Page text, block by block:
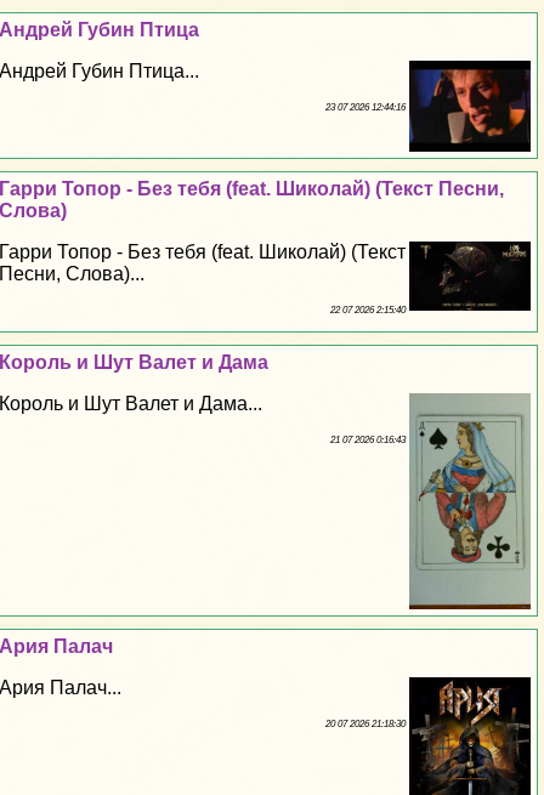
Андрей Губин Птица
Андрей Губин Птица...
23 07 2026 12:44:16
Гарри Топор - Без тебя (feat. Шиколай) (Текст Песни,
Слова)
Гарри Топор - Без тебя (feat. Шиколай) (Текст
Песни, Слова)...
22 07 2026 2:15:40
Король и Шут Валет и Дама
Король и Шут Валет и Дама...
21 07 2026 0:16:43
Ария Палач
Ария Палач...
20 07 2026 21:18:30